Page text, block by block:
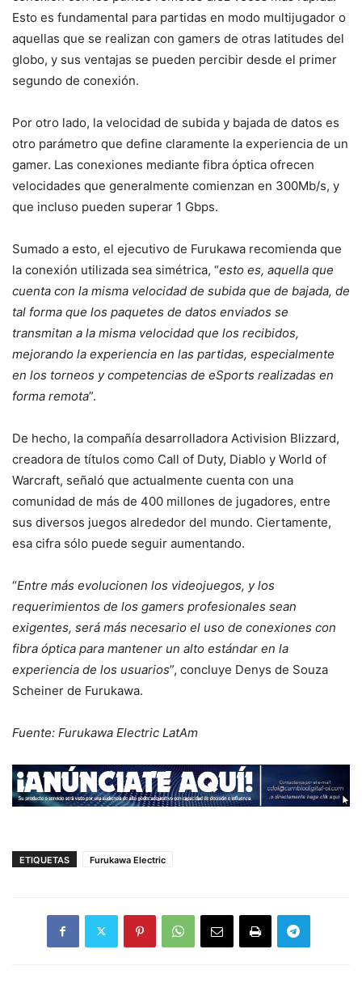
Esto es fundamental para partidas en modo multijugador o
aquellas que se realizan con gamers de otras latitudes del
globo, y sus ventajas se pueden percibir desde el primer
segundo de conexión.
Por otro lado, la velocidad de subida y bajada de datos es
otro parámetro que define claramente la experiencia de un
gamer. Las conexiones mediante fibra óptica ofrecen
velocidades que generalmente comienzan en 300Mb/s, y
que incluso pueden superar 1 Gbps.
Sumado a esto, el ejecutivo de Furukawa recomienda que
la conexión utilizada sea simétrica, “esto es, aquella que
cuenta con la misma velocidad de subida que de bajada, de
tal forma que los paquetes de datos enviados se
transmitan a la misma velocidad que los recibidos,
mejorando la experiencia en las partidas, especialmente
en los torneos y competencias de eSports realizadas en
forma remota”.
De hecho, la compañía desarrolladora Activision Blizzard,
creadora de títulos como Call of Duty, Diablo y World of
Warcraft, señaló que actualmente cuenta con una
comunidad de más de 400 millones de jugadores, entre
sus diversos juegos alrededor del mundo. Ciertamente,
esa cifra sólo puede seguir aumentando.
“Entre más evolucionen los videojuegos, y los
requerimientos de los gamers profesionales sean
exigentes, será más necesario el uso de conexiones con
fibra óptica para mantener un alto estándar en la
experiencia de los usuarios”, concluye Denys de Souza
Scheiner de Furukawa.
Fuente: Furukawa Electric LatAm
ETIQUETAS Furukawa Electric